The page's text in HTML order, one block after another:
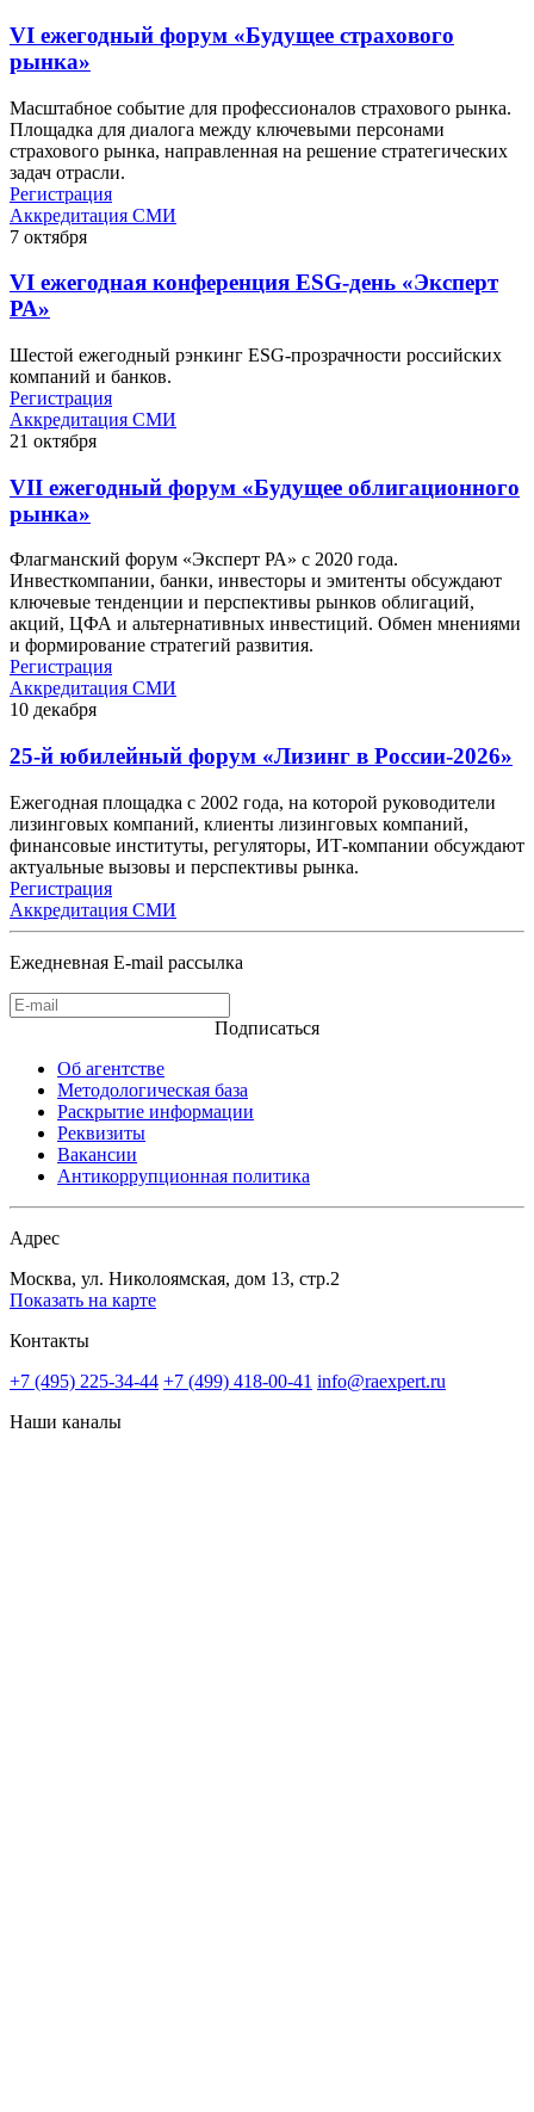
VI ежегодный форум «Будущее страхового
рынка»
Масштабное событие для профессионалов страхового рынка.
Площадка для диалога между ключевыми персонами
страхового рынка, направленная на решение стратегических
задач отрасли.
Регистрация
Аккредитация СМИ
7 октября
VI ежегодная конференция ESG-день «Эксперт
РА»
Шестой ежегодный рэнкинг ESG-прозрачности российских
компаний и банков.
Регистрация
Аккредитация СМИ
21 октября
VII ежегодный форум «Будущее облигационного
рынка»
Флагманский форум «Эксперт РА» с 2020 года.
Инвесткомпании, банки, инвесторы и эмитенты обсуждают
ключевые тенденции и перспективы рынков облигаций,
акций, ЦФА и альтернативных инвестиций. Обмен мнениями
и формирование стратегий развития.
Регистрация
Аккредитация СМИ
10 декабря
25-й юбилейный форум «Лизинг в России-2026»
Ежегодная площадка с 2002 года, на которой руководители
лизинговых компаний, клиенты лизинговых компаний,
финансовые институты, регуляторы, ИТ-компании обсуждают
актуальные вызовы и перспективы рынка.
Регистрация
Аккредитация СМИ
Ежедневная E-mail рассылка
Подписаться
Об агентстве
Методологическая база
Раскрытие информации
Реквизиты
Вакансии
Антикоррупционная политика
Адрес
Москва, ул. Николоямская, дом 13, стр.2
Показать на карте
Контакты
+7 (495) 225-34-44 +7 (499) 418-00-41 info@raexpert.ru
Наши каналы